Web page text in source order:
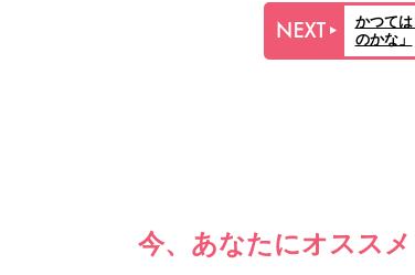
かつて
のかな」
今、あなたにオススメ